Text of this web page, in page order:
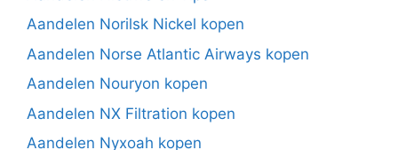
Aandelen Norilsk Nickel kopen
Aandelen Norse Atlantic Airways kopen
Aandelen Nouryon kopen
Aandelen NX Filtration kopen
Aandelen Nyxoah kopen